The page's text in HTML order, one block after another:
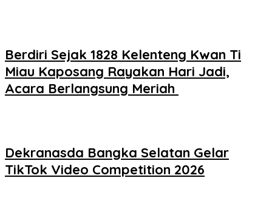
Berdiri Sejak 1828 Kelenteng Kwan Ti
Miau Kaposang Rayakan Hari Jadi,
Acara Berlangsung Meriah
Dekranasda Bangka Selatan Gelar
TikTok Video Competition 2026